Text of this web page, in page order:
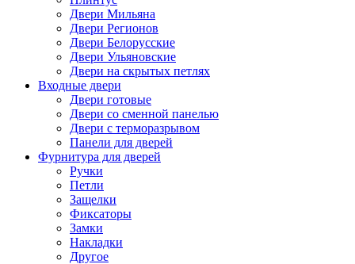
Двери Мильяна
Двери Регионов
Двери Белорусские
Двери Ульяновские
Двери на скрытых петлях
Входные двери
Двери готовые
Двери со сменной панелью
Двери с терморазрывом
Панели для дверей
Фурнитура для дверей
Ручки
Петли
Защелки
Фиксаторы
Замки
Накладки
Другое